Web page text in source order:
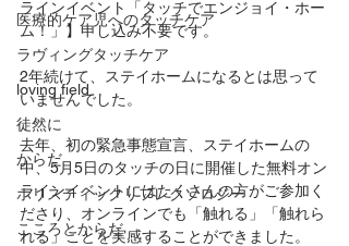
医療的ケア児へのタッチケア
ラヴィングタッチケア
loving field
徒然に
からだ
ホリスティックリフレクソロジー
こころとからだ
ラインイベント「タッチでエンジョイ・ホー
ム！」】申し込み不要です。
2年続けて、ステイホームになるとは思って
いませんでした。
去年、初の緊急事態宣言、ステイホームの
中、5月5日のタッチの日に開催した無料オン
ラインイベントにはたくさんの方がご参加く
ださり、オンラインでも「触れる」「触れら
れる」ことを実感することができました。